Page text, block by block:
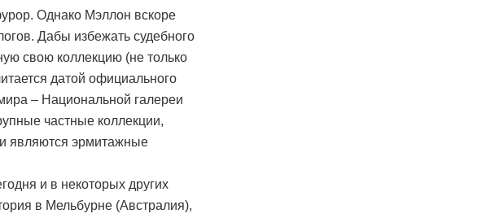
Однако Мэллон вскоре
Дабы избежать судебного
свою коллекцию (не только
датой официального
– Национальной галереи
частные коллекции,
являются эрмитажные
и в некоторых других
в Мельбурне (Австралия),